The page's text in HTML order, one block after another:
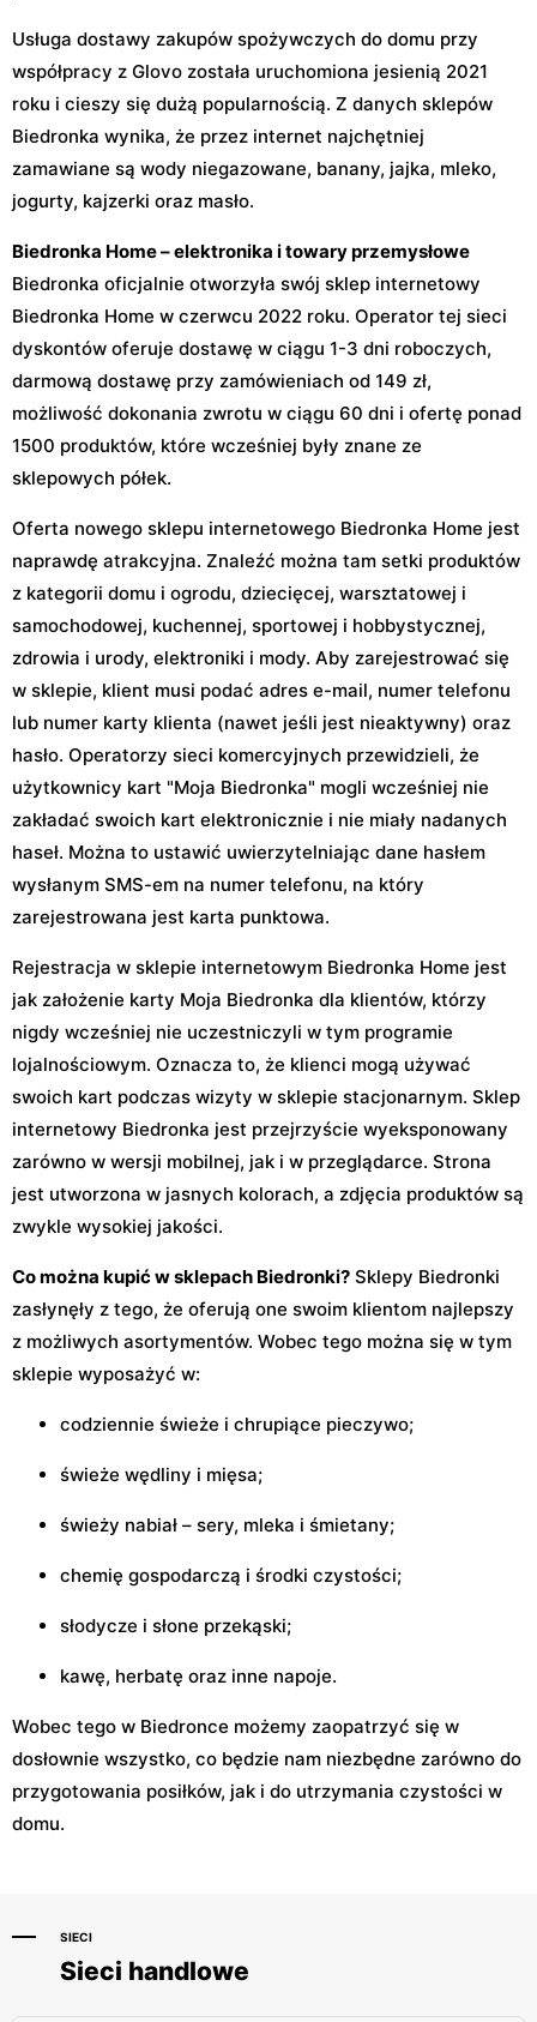
Usługa dostawy zakupów spożywczych do domu przy
współpracy z Glovo została uruchomiona jesienią 2021
roku i cieszy się dużą popularnością. Z danych sklepów
Biedronka wynika, że przez internet najchętniej
zamawiane są wody niegazowane, banany, jajka, mleko,
jogurty, kajzerki oraz masło.
Biedronka Home – elektronika i towary przemysłowe
Biedronka oficjalnie otworzyła swój sklep internetowy
Biedronka Home w czerwcu 2022 roku. Operator tej sieci
dyskontów oferuje dostawę w ciągu 1-3 dni roboczych,
darmową dostawę przy zamówieniach od 149 zł,
możliwość dokonania zwrotu w ciągu 60 dni i ofertę ponad
1500 produktów, które wcześniej były znane ze
sklepowych półek.
Oferta nowego sklepu internetowego Biedronka Home jest
naprawdę atrakcyjna. Znaleźć można tam setki produktów
z kategorii domu i ogrodu, dziecięcej, warsztatowej i
samochodowej, kuchennej, sportowej i hobbystycznej,
zdrowia i urody, elektroniki i mody. Aby zarejestrować się
w sklepie, klient musi podać adres e-mail, numer telefonu
lub numer karty klienta (nawet jeśli jest nieaktywny) oraz
hasło. Operatorzy sieci komercyjnych przewidzieli, że
użytkownicy kart "Moja Biedronka" mogli wcześniej nie
zakładać swoich kart elektronicznie i nie miały nadanych
haseł. Można to ustawić uwierzytelniając dane hasłem
wysłanym SMS-em na numer telefonu, na który
zarejestrowana jest karta punktowa.
Rejestracja w sklepie internetowym Biedronka Home jest
jak założenie karty Moja Biedronka dla klientów, którzy
nigdy wcześniej nie uczestniczyli w tym programie
lojalnościowym. Oznacza to, że klienci mogą używać
swoich kart podczas wizyty w sklepie stacjonarnym. Sklep
internetowy Biedronka jest przejrzyście wyeksponowany
zarówno w wersji mobilnej, jak i w przeglądarce. Strona
jest utworzona w jasnych kolorach, a zdjęcia produktów są
zwykle wysokiej jakości.
Co można kupić w sklepach Biedronki? Sklepy Biedronki
zasłynęły z tego, że oferują one swoim klientom najlepszy
z możliwych asortymentów. Wobec tego można się w tym
sklepie wyposażyć w:
codziennie świeże i chrupiące pieczywo;
świeże wędliny i mięsa;
świeży nabiał – sery, mleka i śmietany;
chemię gospodarczą i środki czystości;
słodycze i słone przekąski;
kawę, herbatę oraz inne napoje.
Wobec tego w Biedronce możemy zaopatrzyć się w
dosłownie wszystko, co będzie nam niezbędne zarówno do
przygotowania posiłków, jak i do utrzymania czystości w
domu.
SIECI
Sieci handlowe